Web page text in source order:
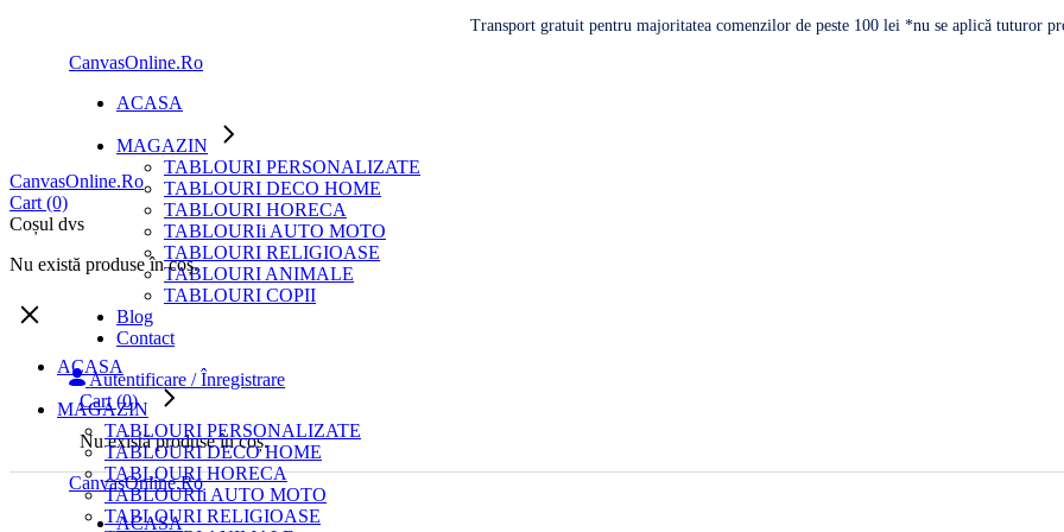
Transport gratuit pentru majoritatea comenzilor de peste 100 lei *nu se aplică tuturor
CanvasOnline.Ro
ACASA
MAGAZIN
TABLOURI PERSONALIZATE
TABLOURI DECO HOME
TABLOURI HORECA
TABLOURIi AUTO MOTO
TABLOURI RELIGIOASE
TABLOURI ANIMALE
TABLOURI COPII
Blog
Contact
Autentificare / Înregistrare
Cart (0)
Nu există produse în coș.
CanvasOnline.Ro
ACASA
CanvasOnline.Ro
Cart (0)
Coșul dvs
Nu există produse în coș.
ACASA
MAGAZIN
TABLOURI PERSONALIZATE
TABLOURI DECO HOME
TABLOURI HORECA
TABLOURIi AUTO MOTO
TABLOURI RELIGIOASE